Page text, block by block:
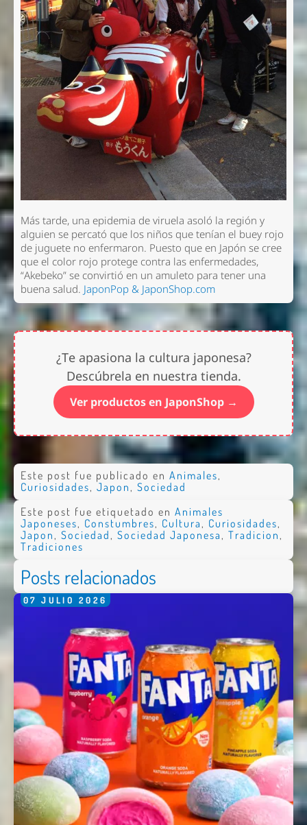
Más tarde, una epidemia de viruela asoló la región y
alguien se percató que los niños que tenían el buey rojo
de juguete no enfermaron. Puesto que en Japón se cree
que el color rojo protege contra las enfermedades,
“Akebeko” se convirtió en un amuleto para tener una
buena salud. JaponPop & JaponShop.com
¿Te apasiona la cultura japonesa?
Descúbrela en nuestra tienda.
Ver productos en JaponShop →
Este post fue publicado en Animales,
Curiosidades, Japon, Sociedad
Este post fue etiquetado en Animales
Japoneses, Constumbres, Cultura, Curiosidades,
Japon, Sociedad, Sociedad Japonesa, Tradicion,
Tradiciones
Posts relacionados
07 JULIO 2026